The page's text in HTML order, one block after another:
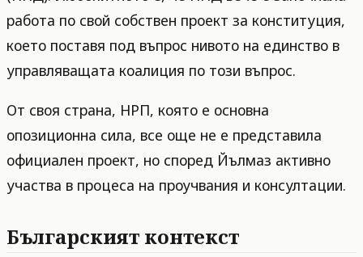
работа по свой собствен проект за конституция,
което поставя под въпрос нивото на единство в
управляващата коалиция по този въпрос.
От своя страна, НРП, която е основна
опозиционна сила, все още не е представила
официален проект, но според Йълмаз активно
участва в процеса на проучвания и консултации.
Българският контекст